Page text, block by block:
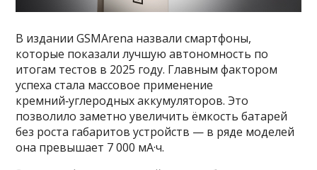
В издании GSMArena назвали смартфоны,
которые показали лучшую автономность по
итогам тестов в 2025 году. Главным фактором
успеха стала массовое применение
кремний‑углеродных аккумуляторов. Это
позволило заметно увеличить ёмкость батарей
без роста габаритов устройств — в ряде моделей
она превышает 7 000 мА·ч.